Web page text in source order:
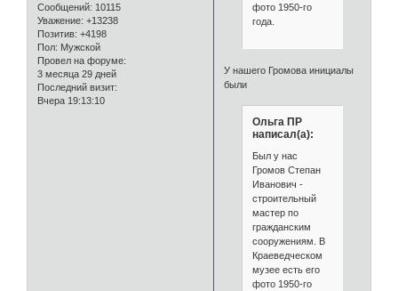
Сообщений: 10115
Уважение: +13238
Позитив: +4198
Пол: Мужской
Провел на форуме:
3 месяца 29 дней
Последний визит:
Вчера 19:13:10
фото 1950-го
года.
У нашего Громова инициалы
были
Ольга ПР
написал(а):
Был у нас
Громов Степан
Иванович -
строительный
мастер по
гражданским
сооружениям. В
Краеведческом
музее есть его
фото 1950-го